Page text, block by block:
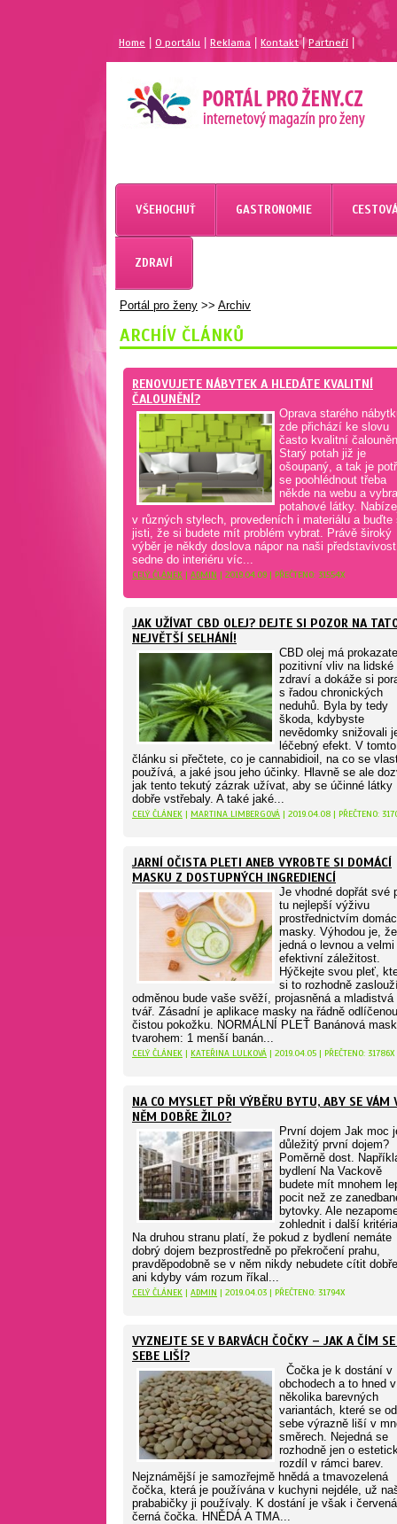
Home |O portálu Reklama Kontakt| Partneří
MAGAZÍN PRO ŽENY
PORTÁL PRO ŽENY.CZ
VŠEHOCHUŤ GASTRONOMIE
ZDRAVÍ
Portál pro ženy >> Archiv
ARCHÍV ČLÁNKŮ
RENOVUJETE NÁBYTEK A HLEDÁTE KVALITNÍ
ČALOUNĚNÍ?
Oprava starého
zde přichází ke slovu
často kvalitní
Starý potah již je
ošoupaný, a tak je
se poohlédnout třeba
někde na webu a
potahové látky.
v různých stylech, provedeních i materiálu a buďte
jisti, že si budete mít problém vybrat. Právě široký
výběr je někdy doslova nápor na naši
sedne do interiéru víc...
CELÝ ČLÁNEK | ADMIN | 2019.04.09 | PŘEČTENO: 31554X
JAK UŽÍVAT CBD OLEJ? DEJTE SI POZOR NA
NEJVĚTŠÍ SELHÁNÍ!
CBD olej má
pozitivní vliv na lidské
zdraví a dokáže si
s řadou chronických
neduhů. Byla by tedy
škoda, kdybyste
nevědomky snižovali
léčebný efekt. V tomto
článku si přečtete, co je cannabidioil, na co se
používá, a jaké jsou jeho účinky. Hlavně se ale
jak tento tekutý zázrak užívat, aby se účinné látky
dobře vstřebaly. A také jaké...
CELÝ ČLÁNEK | MARTINA LIMBERGOVÁ | 2019.04.08 | PŘEČTENO:
JARNÍ OČISTA PLETI ANEB VYROBTE SI DOMÁCÍ
MASKU Z DOSTUPNÝCH INGREDIENCÍ
Je vhodné dopřát své
tu nejlepší výživu
prostřednictvím
masky. Výhodou je,
jedná o levnou a velmi
efektivní záležitost.
Hýčkejte svou pleť,
si to rozhodně
odměnou bude vaše svěží, projasněná a mladistvá
tvář. Zásadní je aplikace masky na řádně
čistou pokožku. NORMÁLNÍ PLEŤ Banánová
tvarohem: 1 menší banán...
CELÝ ČLÁNEK | KATEŘINA LULKOVÁ | 2019.04.05 | PŘEČTENO: 31786X
NA CO MYSLET PŘI VÝBĚRU BYTU, ABY SE VÁM
NĚM DOBŘE ŽILO?
První dojem Jak moc
důležitý první dojem?
Poměrně dost.
bydlení Na Vackově
budete mít mnohem
pocit než ze
bytovky. Ale
zohlednit i další
Na druhou stranu platí, že pokud z bydlení nemáte
dobrý dojem bezprostředně po překročení prahu,
pravděpodobně se v něm nikdy nebudete cítit
ani kdyby vám rozum říkal...
CELÝ ČLÁNEK | ADMIN | 2019.04.03 | PŘEČTENO: 31794X
VYZNEJTE SE V BARVÁCH ČOČKY – JAK A ČÍM
SEBE LIŠÍ?
Čočka je k dostání v
obchodech a to hned v
několika barevných
variantách, které se od
sebe výrazně liší v
směrech. Nejedná se
rozhodně jen o
rozdíl v rámci barev.
Nejznámější je samozřejmě hnědá a tmavozelená
čočka, která je používána v kuchyni nejdéle, už
prababičky ji používaly. K dostání je však i
černá čočka. HNĚDÁ A TMA...